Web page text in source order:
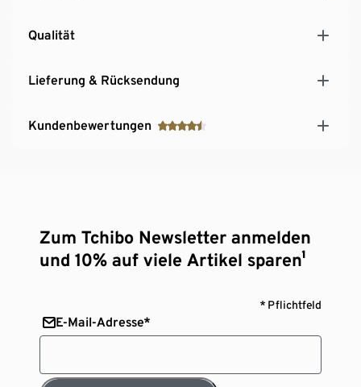
Qualität
Lieferung & Rücksendung
Kundenbewertungen
Zum Tchibo Newsletter anmelden
und 10% auf viele Artikel sparen¹
* Pflichtfeld
E-Mail-Adresse*